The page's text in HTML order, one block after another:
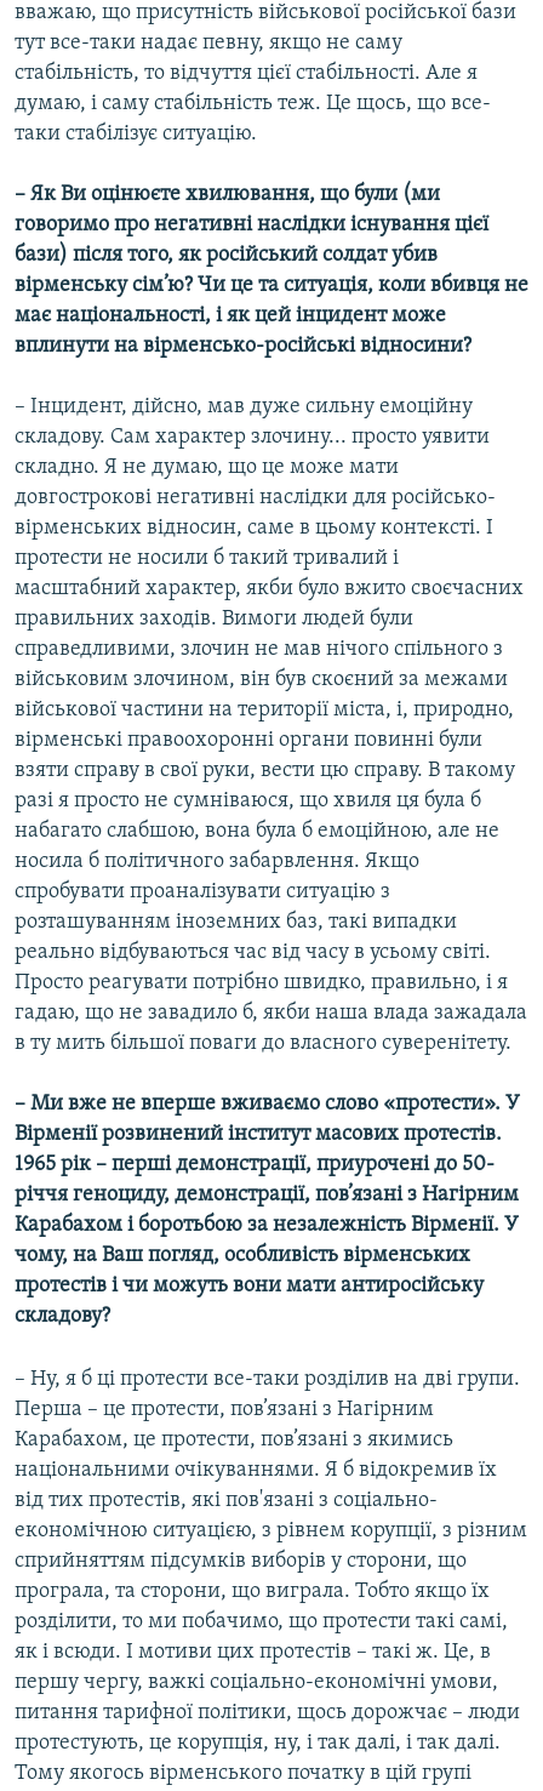
вважаю, що присутність військової російської бази
тут все-таки надає певну, якщо не саму
стабільність, то відчуття цієї стабільності. Але я
думаю, і саму стабільність теж. Це щось, що все-
таки стабілізує ситуацію.
– Як Ви оцінюєте хвилювання, що були (ми
говоримо про негативні наслідки існування цієї
бази) після того, як російський солдат убив
вірменську сім’ю? Чи це та ситуація, коли вбивця не
має національності, і як цей інцидент може
вплинути на вірменсько-російські відносини?
– Інцидент, дійсно, мав дуже сильну емоційну
складову. Сам характер злочину... просто уявити
складно. Я не думаю, що це може мати
довгострокові негативні наслідки для російсько-
вірменських відносин, саме в цьому контексті. І
протести не носили б такий тривалий і
масштабний характер, якби було вжито своєчасних
правильних заходів. Вимоги людей були
справедливими, злочин не мав нічого спільного з
військовим злочином, він був скоєний за межами
військової частини на території міста, і, природно,
вірменські правоохоронні органи повинні були
взяти справу в свої руки, вести цю справу. В такому
разі я просто не сумніваюся, що хвиля ця була б
набагато слабшою, вона була б емоційною, але не
носила б політичного забарвлення. Якщо
спробувати проаналізувати ситуацію з
розташуванням іноземних баз, такі випадки
реально відбуваються час від часу в усьому світі.
Просто реагувати потрібно швидко, правильно, і я
гадаю, що не завадило б, якби наша влада зажадала
в ту мить більшої поваги до власного суверенітету.
– Ми вже не вперше вживаємо слово «протести». У
Вірменії розвинений інститут масових протестів.
1965 рік – перші демонстрації, приурочені до 50-
річчя геноциду, демонстрації, пов’язані з Нагірним
Карабахом і боротьбою за незалежність Вірменії. У
чому, на Ваш погляд, особливість вірменських
протестів і чи можуть вони мати антиросійську
складову?
– Ну, я б ці протести все-таки розділив на дві групи.
Перша – це протести, пов’язані з Нагірним
Карабахом, це протести, пов’язані з якимись
національними очікуваннями. Я б відокремив їх
від тих протестів, які пов'язані з соціально-
економічною ситуацією, з рівнем корупції, з різним
сприйняттям підсумків виборів у сторони, що
програла, та сторони, що виграла. Тобто якщо їх
розділити, то ми побачимо, що протести такі самі,
як і всюди. І мотиви цих протестів – такі ж. Це, в
першу чергу, важкі соціально-економічні умови,
питання тарифної політики, щось дорожчає – люди
протестують, це корупція, ну, і так далі, і так далі.
Тому якогось вірменського початку в цій групі